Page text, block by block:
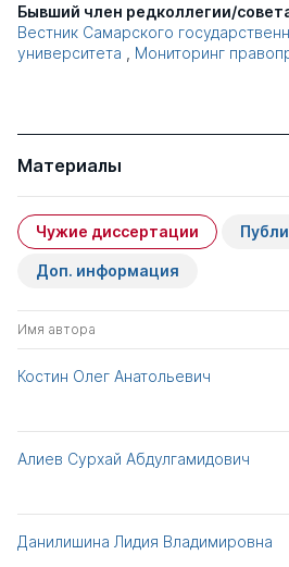
Бывший член редколлегии/
Вестник Самарского
университета
Мониторинг
Материалы
Чужие диссертации
Доп. информация
Имя автора
Костин Олег Анатольевич
Алиев Сурхай Абдулгамидович
Данилишина Лидия Владимировна